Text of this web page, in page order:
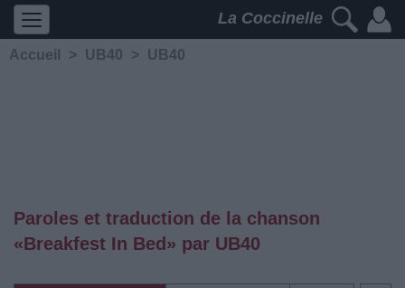
La Coccinelle
Accueil > UB40 > UB40
Paroles et traduction de la chanson
«Breakfest In Bed» par UB40